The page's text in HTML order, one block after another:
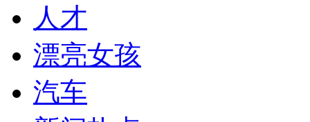
人才
漂亮女孩
汽车